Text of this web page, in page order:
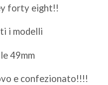
forty eight!!
i modelli
49mm
e confezionato!!!!